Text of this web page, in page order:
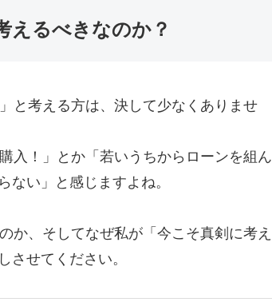
えるべきなのか？
と考える方は、決して少なくありませ
入！」とか「若いうちからローンを組ん
い」と感じますよね。
か、そしてなぜ私が「今こそ真剣に考え
させてください。